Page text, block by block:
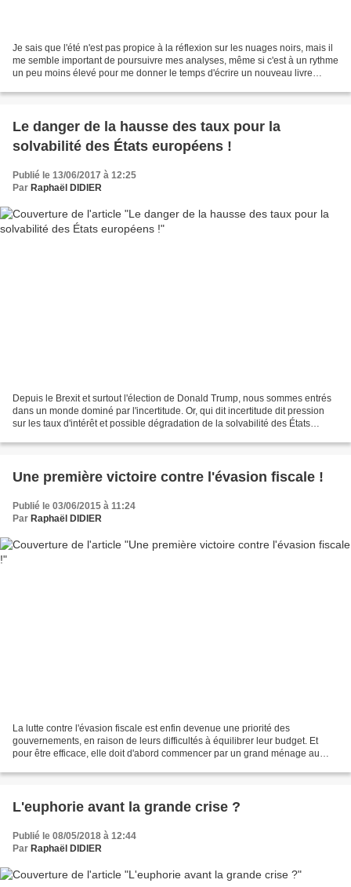
Je sais que l'été n'est pas propice à la réflexion sur les nuages noirs, mais il
me semble important de poursuivre mes analyses, même si c'est à un rythme
un peu moins élevé pour me donner le temps d'écrire un nouveau livre
Le danger de la hausse des taux pour la
solvabilité des États européens !
Publié le 13/06/2017 à 12:25
Par Raphaël DIDIER
Depuis le Brexit et surtout l'élection de Donald Trump, nous sommes entrés
dans un monde dominé par l'incertitude. Or, qui dit incertitude dit pression
sur les taux d'intérêt et possible dégradation de la solvabilité des États
Une première victoire contre l'évasion fiscale !
Publié le 03/06/2015 à 11:24
Par Raphaël DIDIER
La lutte contre l'évasion fiscale est enfin devenue une priorité des
gouvernements, en raison de leurs difficultés à équilibrer leur budget. Et
pour être efficace, elle doit d'abord commencer par un grand ménage au
L'euphorie avant la grande crise ?
Publié le 08/05/2018 à 12:44
Par Raphaël DIDIER